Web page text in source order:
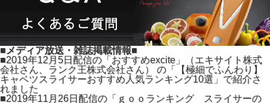
■メディア放送・雑誌掲載情報■
■2019年12月5日配信の「おすすめexcite」（エキサイト株式
会社さん、ランク王株式会社さん） の「【極細でふんわり】
キャベツスライサーおすすめ人気ランキング10選」で紹介さ
れました
■2019年11月26日配信の「ｇｏｏランキング スライサーの